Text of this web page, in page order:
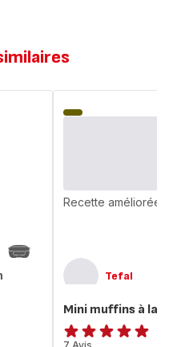
Tefal
Mini muffins à la
Recette améliorée
muffins